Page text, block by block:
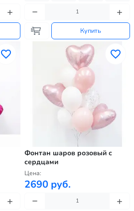
Купить
Фонтан шаров розовый с
сердцами
Цена:
2690 руб.